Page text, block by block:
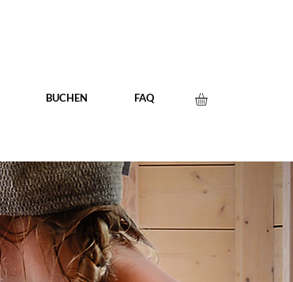
BUCHEN FAQ